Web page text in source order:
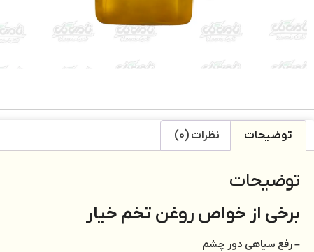
توضیحات نظرات (0)
توضیحات
برخی از خواص روغن تخم خیار
– رفع سیاهی دور چشم